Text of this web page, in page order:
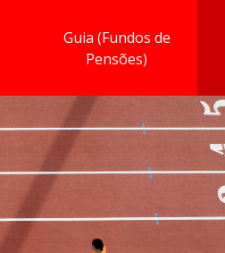
Guia (Fundos de
Pensões)